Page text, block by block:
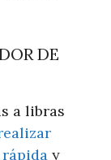
DE
a libras
rápida y